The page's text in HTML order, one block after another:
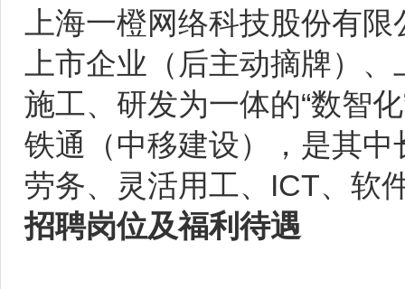
上海一橙网络科技股份有
上市企业（后主动摘牌）
施工、研发为一体的“数智
铁通（中移建设），是其
劳务、灵活用工、ICT、软
招聘岗位及福利待遇